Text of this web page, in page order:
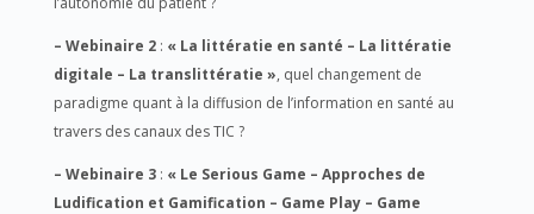
– Webinaire 2: « La littératie en santé – La littératie
digitale – La translittératie », quel changement de
paradigme quant à la diffusion de l’information en santé au
travers des canaux des TIC ?
– Webinaire 3: « Le Serious Game – Approches de
Ludification et Gamification – Game Play – Game